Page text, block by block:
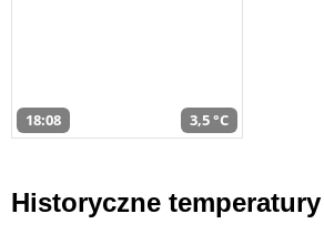
18:08 3,5 °C
Historyczne temperatury